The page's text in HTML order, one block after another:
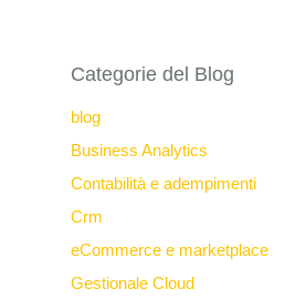
Categorie del Blog
blog
Business Analytics
Contabilità e adempimenti
Crm
eCommerce e marketplace
Gestionale Cloud